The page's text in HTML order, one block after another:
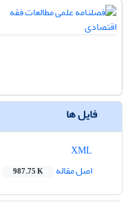
فایل ها
اصل مقاله
987.75 K